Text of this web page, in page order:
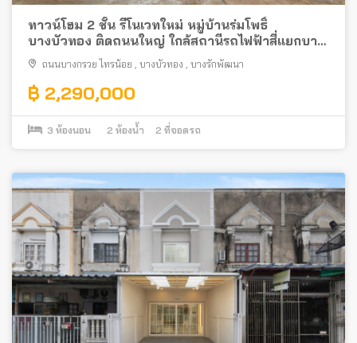
ทาวน์โฮม 2 ชั้น รีโนเวทใหม่ หมู่บ้านร่มโพธิ์
บางบัวทอง ติดถนนใหญ่ ใกล้สถานีรถไฟฟ้าสี่แยกบาง
พลู พร้อมอยู่
ถนนบางกรวย ไทรน้อย บางบัวทอง บางรักพัฒนา
฿ 2,290,000
3 ห้องนอน 2 ห้องน้ำ 2 ที่จอดรถ